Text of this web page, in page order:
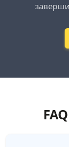
FAQ